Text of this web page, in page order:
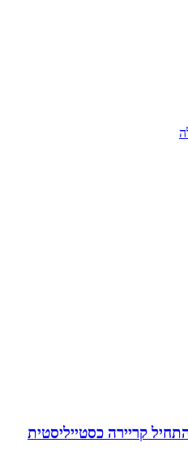
קריירה כסטייליסטית